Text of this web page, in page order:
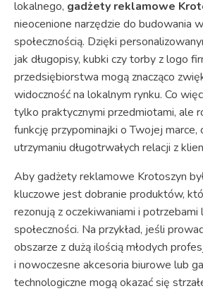
lokalnego, gadżety reklamowe
nieocenione narzędzie do budowania
społecznością. Dzięki
jak długopisy, kubki czy torby z logo
przedsiębiorstwa mogą znacząco
widoczność na lokalnym rynku. Co
tylko praktycznymi przedmiotami, ale
funkcję przypominajki o Twojej
utrzymaniu długotrwałych relacji z
Aby gadżety reklamowe Krotoszyn
kluczowe jest dobranie produktów,
rezonują z oczekiwaniami i potrzebami
społeczności. Na przykład, jeśli
obszarze z dużą ilością młodych
i nowoczesne akcesoria biurowe lub
technologiczne mogą okazać się